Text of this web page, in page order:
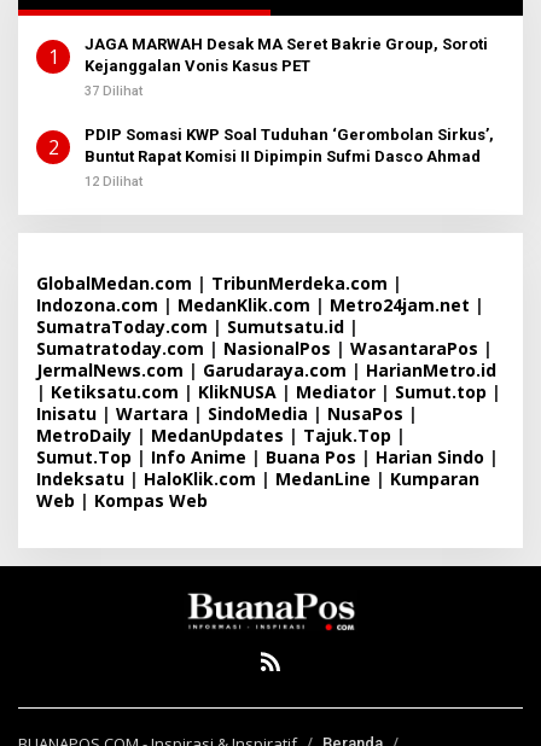
D
K
1
JAGA MARWAH Desak MA Seret Bakrie Group, Soroti
Kejanggalan Vonis Kasus PET
37 Dilihat
2
PDIP Somasi KWP Soal Tuduhan ‘Gerombolan Sirkus’,
Buntut Rapat Komisi II Dipimpin Sufmi Dasco Ahmad
12 Dilihat
GlobalMedan.com | TribunMerdeka.com |
Indozona.com | MedanKlik.com | Metro24jam.net |
SumatraToday.com | Sumutsatu.id |
Sumatratoday.com | NasionalPos | WasantaraPos |
JermalNews.com | Garudaraya.com | HarianMetro.id
| Ketiksatu.com | KlikNUSA | Mediator | Sumut.top |
Inisatu | Wartara | SindoMedia | NusaPos |
MetroDaily | MedanUpdates | Tajuk.Top |
Sumut.Top | Info Anime | Buana Pos | Harian Sindo |
Indeksatu | HaloKlik.com | MedanLine | Kumparan
Web | Kompas Web
Beranda